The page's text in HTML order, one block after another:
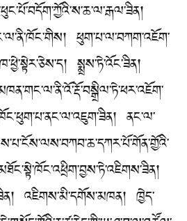
ཕུག་པ་ལ་བཀག་འཇོག་
སྨྲས་ཏེ་འོང་ཟིན།
ནང་ལ་
འཇིགས་མི་དགོས་མཁན། ཁྱེད་